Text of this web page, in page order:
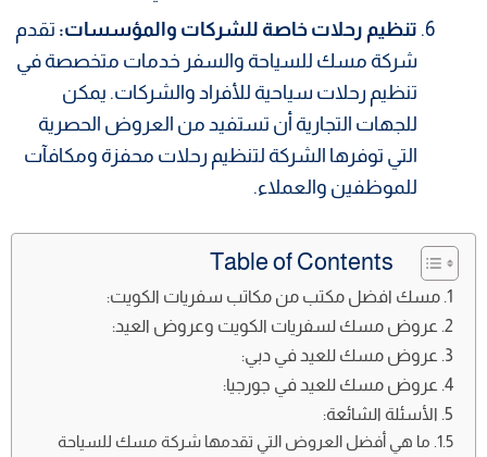
تنظيم رحلات خاصة للشركات والمؤسسات: تقدم
شركة مسك للسياحة والسفر خدمات متخصصة في
تنظيم رحلات سياحية للأفراد والشركات. يمكن
للجهات التجارية أن تستفيد من العروض الحصرية
التي توفرها الشركة لتنظيم رحلات محفزة ومكافآت
للموظفين والعملاء.
Table of Contents
مسك افضل مكتب من مكاتب سفريات الكويت:
عروض مسك لسفريات الكويت وعروض العيد:
عروض مسك للعيد في دبي:
عروض مسك للعيد في جورجيا:
الأسئلة الشائعة:
ما هي أفضل العروض التي تقدمها شركة مسك للسياحة